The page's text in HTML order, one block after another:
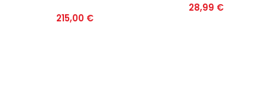
Prix
215,00 €
Prix
28,99 €